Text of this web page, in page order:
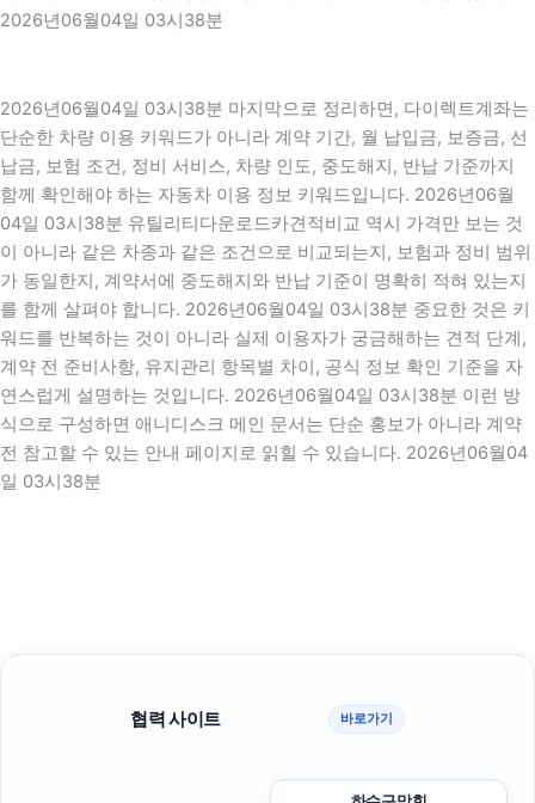
2026년06월04일 03시38분
2026년06월04일 03시38분 마지막으로 정리하면, 다이렉트계좌는
단순한 차량 이용 키워드가 아니라 계약 기간, 월 납입금, 보증금, 선
납금, 보험 조건, 정비 서비스, 차량 인도, 중도해지, 반납 기준까지
함께 확인해야 하는 자동차 이용 정보 키워드입니다. 2026년06월
04일 03시38분 유틸리티다운로드카견적비교 역시 가격만 보는 것
이 아니라 같은 차종과 같은 조건으로 비교되는지, 보험과 정비 범위
가 동일한지, 계약서에 중도해지와 반납 기준이 명확히 적혀 있는지
를 함께 살펴야 합니다. 2026년06월04일 03시38분 중요한 것은 키
워드를 반복하는 것이 아니라 실제 이용자가 궁금해하는 견적 단계,
계약 전 준비사항, 유지관리 항목별 차이, 공식 정보 확인 기준을 자
연스럽게 설명하는 것입니다. 2026년06월04일 03시38분 이런 방
식으로 구성하면 애니디스크 메인 문서는 단순 홍보가 아니라 계약
전 참고할 수 있는 안내 페이지로 읽힐 수 있습니다. 2026년06월04
일 03시38분
협력 사이트 바로가기